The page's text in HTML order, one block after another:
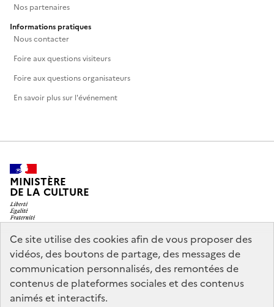
Ce site utilise des cookies afin de vous proposer des
vidéos, des boutons de partage, des messages de
communication personnalisés, des remontées de
contenus de plateformes sociales et des contenus
animés et interactifs.
Nos partenaires
Informations pratiques
Nous contacter
Foire aux questions visiteurs
Foire aux questions organisateurs
En savoir plus sur l'événement
MINISTÈRE
DE LA CULTURE
legifrance.gouv.fr
info.gouv.fr
service-public.gouv.fr
data.gouv.fr